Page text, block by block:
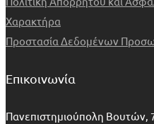
Χαρακτήρα
Προστασία Δεδομένων
Επικοινωνία
Πανεπιστημιούπολη Βουτών,